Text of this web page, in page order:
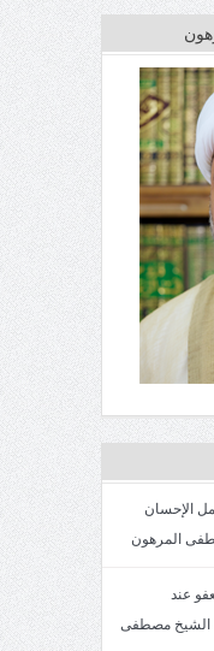
سمات المتقين: ٦- عمل الإحسان
المتقين: ٥- العفو عند
27 2/1447. سماحة الشيخ مصطفى